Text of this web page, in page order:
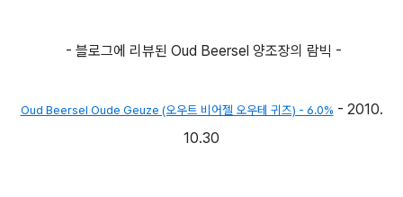
- 블로그에 리뷰된 Oud Beersel 양조장의 람빅 -
Oud Beersel Oude Geuze (오우트 비어젤 오우테 귀즈) - 6.0% - 2010.
10.30